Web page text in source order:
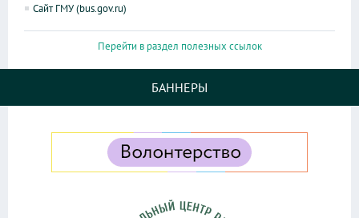
Сайт ГМУ (bus.gov.ru)
Перейти в раздел полезных ссылок
БАННЕРЫ